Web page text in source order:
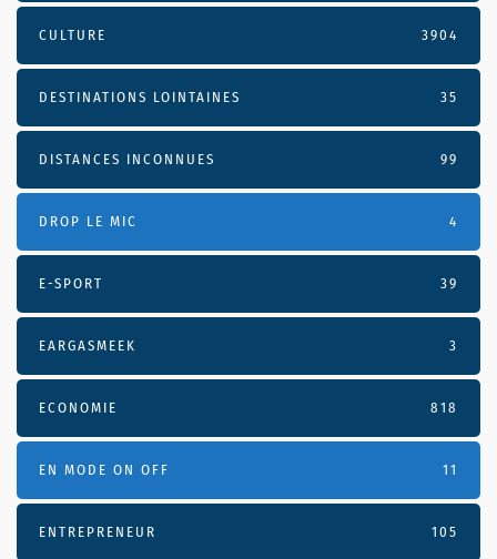
CULTURE 3904
DESTINATIONS LOINTAINES 35
DISTANCES INCONNUES 99
DROP LE MIC 4
E-SPORT 39
EARGASMEEK 3
ECONOMIE 818
EN MODE ON OFF 11
ENTREPRENEUR 105